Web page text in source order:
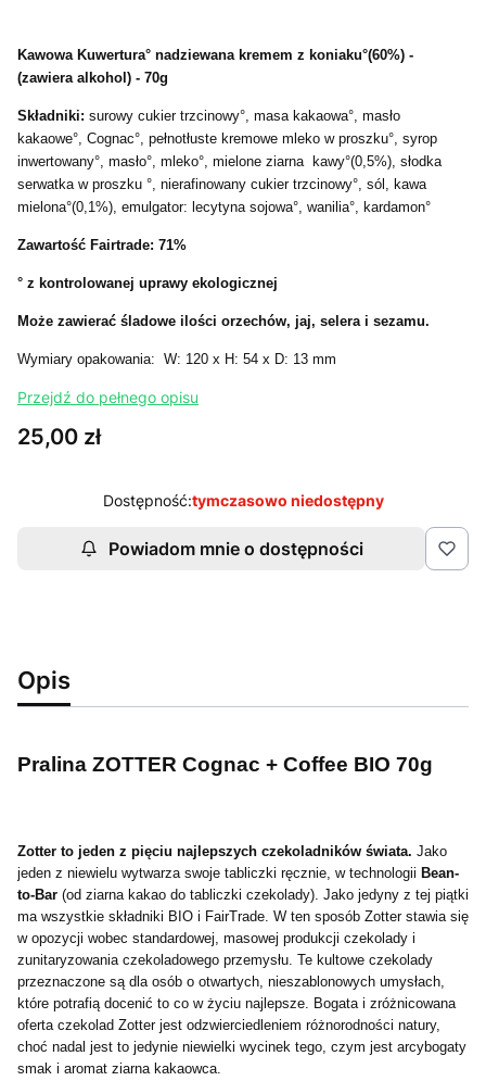
Kawowa Kuwertura° nadziewana kremem z koniaku°(60%) -
(zawiera alkohol) - 70g
Składniki: surowy cukier trzcinowy°, masa kakaowa°, masło
kakaowe°, Cognac°, pełnotłuste kremowe mleko w proszku°, syrop
inwertowany°, masło°, mleko°, mielone ziarna kawy°(0,5%), słodka
serwatka w proszku °, nierafinowany cukier trzcinowy°, sól, kawa
mielona°(0,1%), emulgator: lecytyna sojowa°, wanilia°, kardamon°
Zawartość Fairtrade: 71%
° z kontrolowanej uprawy ekologicznej
Może zawierać śladowe ilości orzechów, jaj, selera i sezamu.
Wymiary opakowania: W: 120 x H: 54 x D: 13 mm
Przejdź do pełnego opisu
Cena
25,00 zł
Dostępność:tymczasowo niedostępny
Powiadom mnie o dostępności
Opis
Pralina ZOTTER Cognac + Coffee BIO 70g
Zotter to jeden z pięciu najlepszych czekoladników świata. Jako
jeden z niewielu wytwarza swoje tabliczki ręcznie, w technologii Bean-
to-Bar (od ziarna kakao do tabliczki czekolady). Jako jedyny z tej piątki
ma wszystkie składniki BIO i FairTrade. W ten sposób Zotter stawia się
w opozycji wobec standardowej, masowej produkcji czekolady i
zunitaryzowania czekoladowego przemysłu. Te kultowe czekolady
przeznaczone są dla osób o otwartych, nieszablonowych umysłach,
które potrafią docenić to co w życiu najlepsze. Bogata i zróżnicowana
oferta czekolad Zotter jest odzwierciedleniem różnorodności natury,
choć nadal jest to jedynie niewielki wycinek tego, czym jest arcybogaty
smak i aromat ziarna kakaowca.